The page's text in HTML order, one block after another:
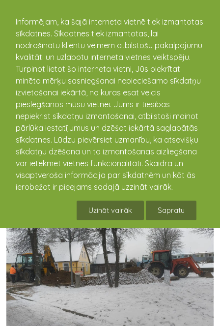
Informējam, ka šajā interneta vietnē tiek izmantotas
sīkdatnes. Sīkdatnes tiek izmantotas, lai
nodrošinātu klientu vēlmēm atbilstošu pakalpojumu
kvalitāti un uzlabotu interneta vietnes veiktspēju.
Turpinot lietot šo interneta vietni, Jūs piekrītat
minēto mērķu sasniegšanai nepieciešamo sīkdatņu
izvietošanai iekārtā, no kuras esat veicis
pieslēgšanos mūsu vietnei. Jums ir tiesības
nepiekrist sīkdatņu izmantošanai, atbilstoši mainot
pārlūka iestatījumus un dzēšot iekārtā saglabātās
sīkdatnes. Lūdzu pievērsiet uzmanību, ka atsevišķu
sīkdatņu dzēšana un to izmantošanas aizliegšana
var ietekmēt vietnes funkcionalitāti. Skaidra un
visaptveroša informācija par sīkdatnēm un kāt ās
ierobežot ir pieejams sadaļā uzzināt vairāk.
Uzināt vairāk Sapratu
kandava.lv
Aktualitātes
Informācija iedzīvotājiem par satiksmes
ierobežojumiem Kandavā
06.01.2025
3. janvārī Kandavā, Skolas ielā, notika ūdensvada
plīsums, ūdensvada plīsuma vieta tika atrasta un 4.
janvāra vakarā veiksmīgi salabota. Lai pilnībā